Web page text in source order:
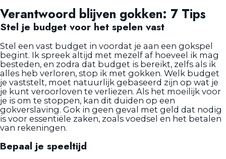
Verantwoord blijven gokken: 7 Tips
Stel je budget voor het spelen vast
Stel een vast budget in voordat je aan een gokspel
begint. Ik spreek altijd met mezelf af hoeveel ik mag
besteden, en zodra dat budget is bereikt, zelfs als ik
alles heb verloren, stop ik met gokken. Welk budget
je vaststelt, moet natuurlijk gebaseerd zijn op wat je
je kunt veroorloven te verliezen. Als het moeilijk voor
je is om te stoppen, kan dit duiden op een
gokverslaving. Gok in geen geval met geld dat nodig
is voor essentiële zaken, zoals voedsel en het betalen
van rekeningen.
Bepaal je speeltijd